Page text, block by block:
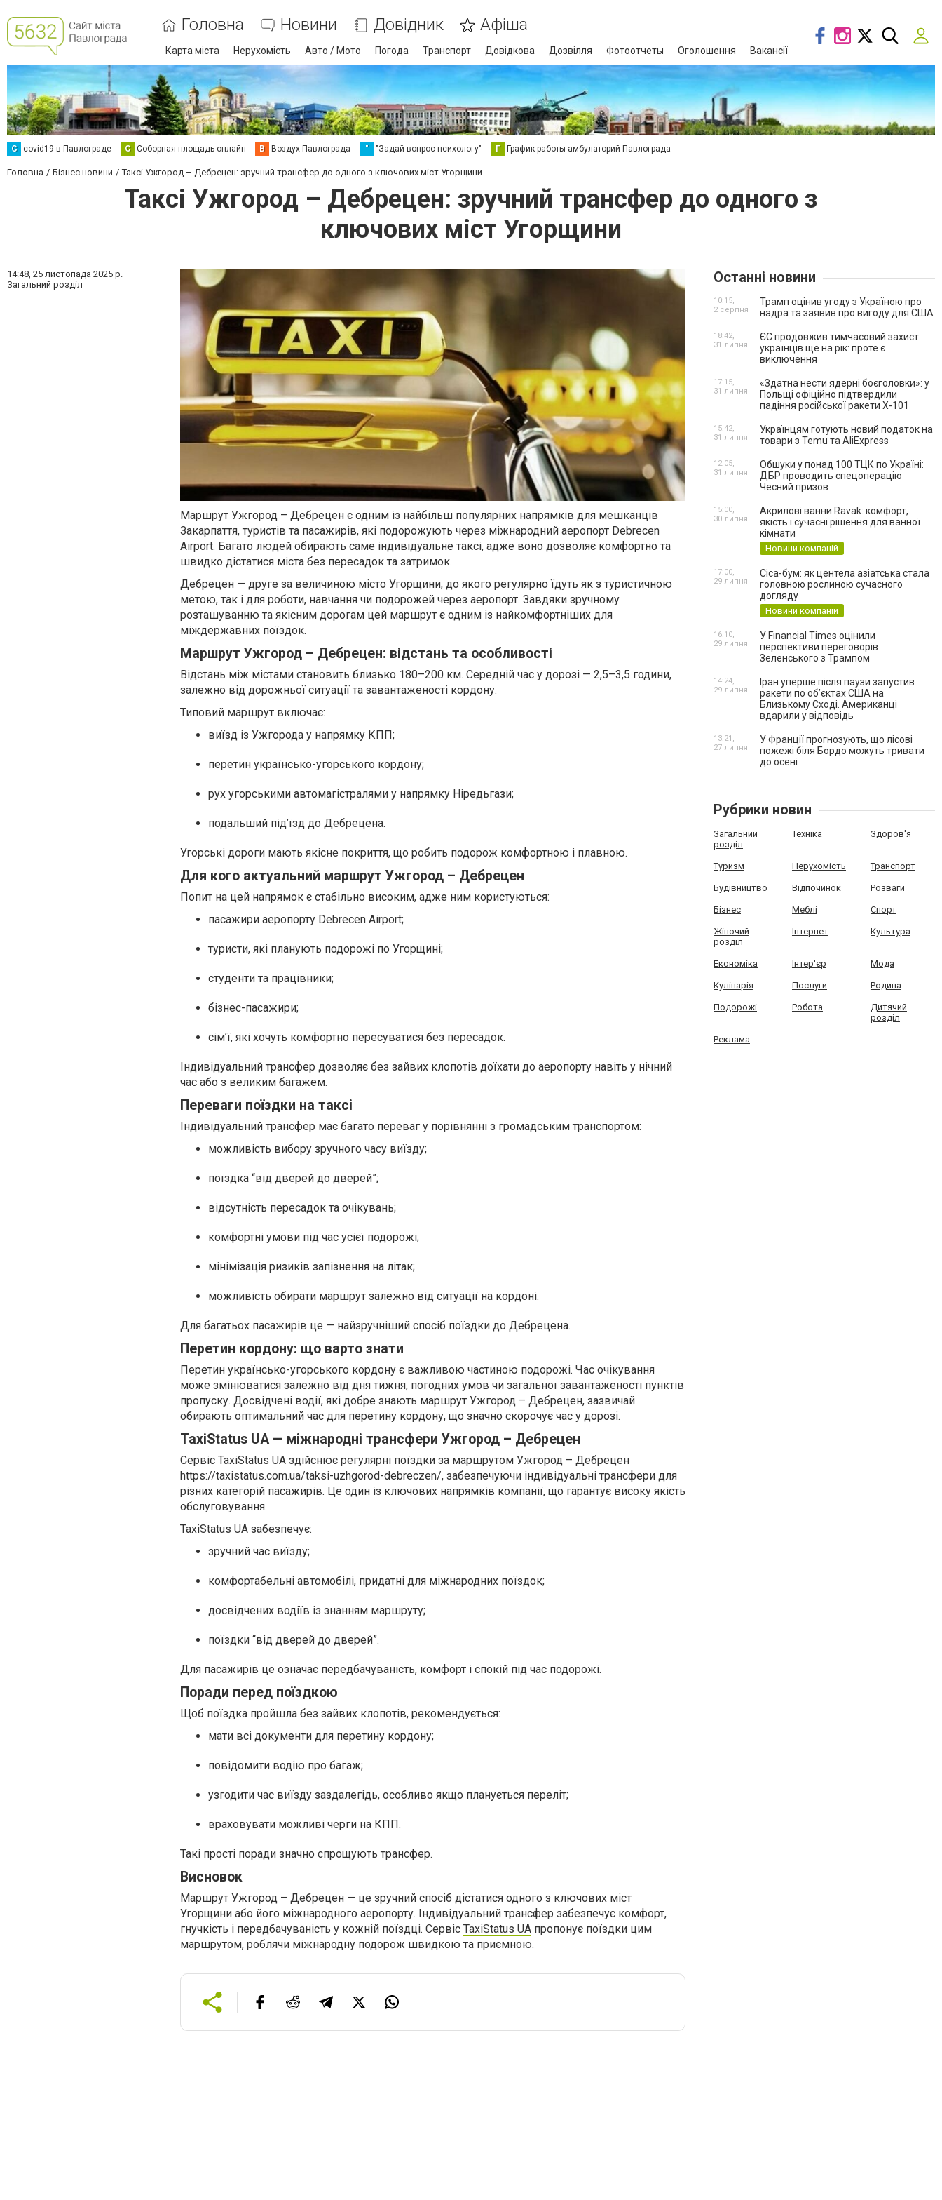
Головна Новини Довідник Афіша
Карта міста Нерухомість Авто / Мото Погода Транспорт Довідкова Дозвілля Фотоотчеты Оголошення Вакансії
C covid19 в Павлограде С Соборная площадь онлайн В Воздух Павлограда " "Задай вопрос психологу" Г График работы амбулаторий Павлограда
Головна Бізнес новини Таксі Ужгород – Дебрецен: зручний трансфер до одного з ключових міст Угорщини
Таксі Ужгород – Дебрецен: зручний трансфер до одного з
ключових міст Угорщини
14:48, 25 листопада 2025 р.
Загальний розділ
Маршрут Ужгород – Дебрецен є одним із найбільш популярних напрямків для мешканців
Закарпаття, туристів та пасажирів, які подорожують через міжнародний аеропорт Debrecen
Airport. Багато людей обирають саме індивідуальне таксі, адже воно дозволяє комфортно та
швидко дістатися міста без пересадок та затримок.
Дебрецен — друге за величиною місто Угорщини, до якого регулярно їдуть як з туристичною
метою, так і для роботи, навчання чи подорожей через аеропорт. Завдяки зручному
розташуванню та якісним дорогам цей маршрут є одним із найкомфортніших для
міждержавних поїздок.
Маршрут Ужгород – Дебрецен: відстань та особливості
Відстань між містами становить близько 180–200 км. Середній час у дорозі — 2,5–3,5 години,
залежно від дорожньої ситуації та завантаженості кордону.
Типовий маршрут включає:
виїзд із Ужгорода у напрямку КПП;
перетин українсько-угорського кордону;
рух угорськими автомагістралями у напрямку Ніредьгази;
подальший під’їзд до Дебрецена.
Угорські дороги мають якісне покриття, що робить подорож комфортною і плавною.
Для кого актуальний маршрут Ужгород – Дебрецен
Попит на цей напрямок є стабільно високим, адже ним користуються:
пасажири аеропорту Debrecen Airport;
туристи, які планують подорожі по Угорщині;
студенти та працівники;
бізнес-пасажири;
сім’ї, які хочуть комфортно пересуватися без пересадок.
Індивідуальний трансфер дозволяє без зайвих клопотів доїхати до аеропорту навіть у нічний
час або з великим багажем.
Переваги поїздки на таксі
Індивідуальний трансфер має багато переваг у порівнянні з громадським транспортом:
можливість вибору зручного часу виїзду;
поїздка “від дверей до дверей”;
відсутність пересадок та очікувань;
комфортні умови під час усієї подорожі;
мінімізація ризиків запізнення на літак;
можливість обирати маршрут залежно від ситуації на кордоні.
Для багатьох пасажирів це — найзручніший спосіб поїздки до Дебрецена.
Перетин кордону: що варто знати
Перетин українсько-угорського кордону є важливою частиною подорожі. Час очікування
може змінюватися залежно від дня тижня, погодних умов чи загальної завантаженості пунктів
пропуску. Досвідчені водії, які добре знають маршрут Ужгород – Дебрецен, зазвичай
обирають оптимальний час для перетину кордону, що значно скорочує час у дорозі.
TaxiStatus UA — міжнародні трансфери Ужгород – Дебрецен
Сервіс TaxiStatus UA здійснює регулярні поїздки за маршрутом Ужгород – Дебрецен
https://taxistatus.com.ua/taksi-uzhgorod-debreczen/, забезпечуючи індивідуальні трансфери для
різних категорій пасажирів. Це один із ключових напрямків компанії, що гарантує високу якість
обслуговування.
TaxiStatus UA забезпечує:
зручний час виїзду;
комфортабельні автомобілі, придатні для міжнародних поїздок;
досвідчених водіїв із знанням маршруту;
поїздки “від дверей до дверей”.
Для пасажирів це означає передбачуваність, комфорт і спокій під час подорожі.
Поради перед поїздкою
Щоб поїздка пройшла без зайвих клопотів, рекомендується:
мати всі документи для перетину кордону;
повідомити водію про багаж;
узгодити час виїзду заздалегідь, особливо якщо планується переліт;
враховувати можливі черги на КПП.
Такі прості поради значно спрощують трансфер.
Висновок
Маршрут Ужгород – Дебрецен — це зручний спосіб дістатися одного з ключових міст
Угорщини або його міжнародного аеропорту. Індивідуальний трансфер забезпечує комфорт,
гнучкість і передбачуваність у кожній поїздці. Сервіс TaxiStatus UA пропонує поїздки цим
маршрутом, роблячи міжнародну подорож швидкою та приємною.
Останні новини
Трамп оцінив угоду з Україною про
надра та заявив про вигоду для США
10:15,
2 серпня
ЄС продовжив тимчасовий захист
українців ще на рік: проте є
виключення
18:42,
31 липня
«Здатна нести ядерні боєголовки»: у
Польщі офіційно підтвердили
падіння російської ракети Х-101
17:15,
31 липня
Українцям готують новий податок на
товари з Temu та AliExpress
15:42,
31 липня
Обшуки у понад 100 ТЦК по Україні:
ДБР проводить спецоперацію
Чесний призов
12:05,
31 липня
Акрилові ванни Ravak: комфорт,
якість і сучасні рішення для ванної
кімнати
Новини компаній
15:00,
30 липня
Cica-бум: як центела азіатська стала
головною рослиною сучасного
догляду
Новини компаній
17:00,
29 липня
У Financial Times оцінили
перспективи переговорів
Зеленського з Трампом
16:10,
29 липня
Іран уперше після паузи запустив
ракети по обʼєктах США на
Близькому Сході. Американці
вдарили у відповідь
14:24,
29 липня
У Франції прогнозують, що лісові
пожежі біля Бордо можуть тривати
до осені
13:21,
27 липня
Рубрики новин
Загальний
розділ
Техніка Здоров'я
Туризм Нерухомість Транспорт
Будівництво Відпочинок Розваги
Бізнес Меблі Спорт
Жіночий
розділ
Інтернет Культура
Економіка Інтер'єр Мода
Кулінарія Послуги Родина
Подорожі Робота
Дитячий
розділ
Реклама